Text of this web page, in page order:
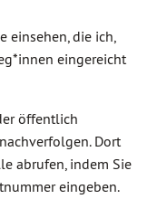
einsehen, die ich,
eingereicht
öffentlich
nachverfolgen. Dort
abrufen, indem Sie
eingeben.